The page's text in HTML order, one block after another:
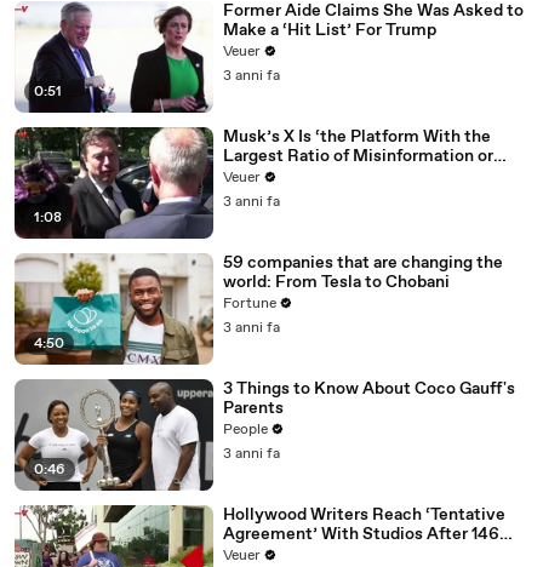
0:51
Former Aide Claims She Was Asked to
Make a ‘Hit List’ For Trump
Veuer
3 anni fa
1:08
Musk’s X Is ‘the Platform With the
Largest Ratio of Misinformation or
Disinformation’ Amongst All Social
Media Platforms
Veuer
3 anni fa
4:50
59 companies that are changing the
world: From Tesla to Chobani
Fortune
3 anni fa
0:46
3 Things to Know About Coco Gauff's
Parents
People
3 anni fa
Hollywood Writers Reach ‘Tentative
Agreement’ With Studios After 146
Day Strike
Veuer